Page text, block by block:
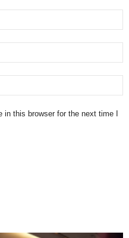
in this browser for the next time I